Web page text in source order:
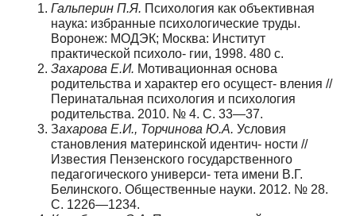
Гальперин П.Я. Психология как объективная
наука: избранные психологические труды.
Воронеж: МОДЭК; Москва: Институт
практической психоло- гии, 1998. 480 с.
Захарова Е.И. Мотивационная основа
родительства и характер его осущест- вления //
Перинатальная психология и психология
родительства. 2010. № 4. С. 33—37.
Захарова Е.И., Торчинова Ю.А. Условия
становления материнской идентич- ности //
Известия Пензенского государственного
педагогического универси- тета имени В.Г.
Белинского. Общественные науки. 2012. № 28.
С. 1226—1234.